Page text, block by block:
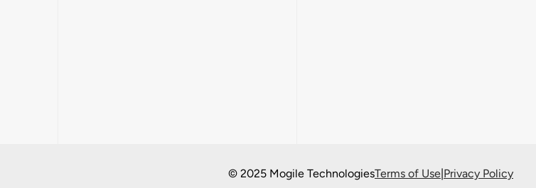
© 2025 Mogile TechnologiesTerms of Use|Privacy Policy